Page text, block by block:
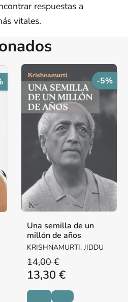
respuestas a
vitales.
-5%
Una semilla de un
millón de años
KRISHNAMURTI, JIDDU
14,00 €
13,30 €